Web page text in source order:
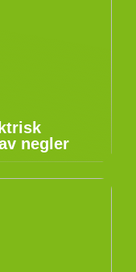
negler